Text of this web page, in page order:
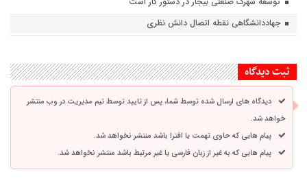
جهاددانشگاهی نقطه اتصال دانش نظری
ثبت دیدگاه
دیدگاه های ارسال شده توسط شما، پس از تایید توسط تیم مدیریت در وب منتشر
خواهد شد.
پیام هایی که حاوی تهمت یا افترا باشد منتشر نخواهد شد.
پیام هایی که به غیر از زبان فارسی یا غیر مرتبط باشد منتشر نخواهد شد.